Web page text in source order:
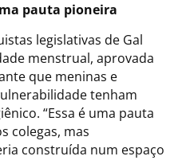
pauta pioneira
legislativas de Gal
menstrual, aprovada
que meninas e
tenham
“Essa é uma pauta
colegas, mas
construída num espaço